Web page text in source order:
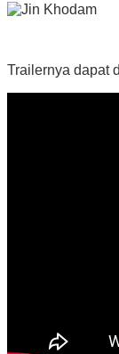
Trailernya dapat